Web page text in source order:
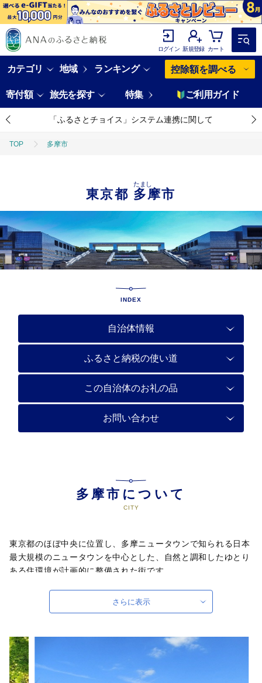
ログイン 新規登録 カート
カテゴリ 地域 ランキング 控除額を調べる
寄付額 旅先を探す 特集 ご利用ガイド
「ふるさとチョイス」システム連携に関して
TOP 多摩市
東京都 多摩市
たまし
INDEX
自治体情報
ふるさと納税の使い道
この自治体のお礼の品
お問い合わせ
多摩市について
東京都のほぼ中央に位置し、多摩ニュータウンで知られる日本
最大規模のニュータウンを中心とした、自然と調和したゆとり
ある住環境が計画的に整備された街です。
モノレールで中央線方面へと、多彩な鉄道ネットワークによ
り、通勤・レジャーなどのお出かけも快適・便利！
2021年11月1日に市制50周年を迎え、多摩市に誇りを持ちい
つまでも住み続けたい街づくりを目指し「くらし・たのし・た
まし」をキャッチコピーに決めました。
市民の皆さんの活動も盛んで、イベント等も活発に行っていま
さらに表示